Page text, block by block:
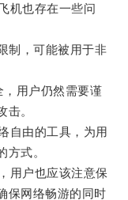
也存在一些问
，可能被用于非
用户仍然需要谨
击。
由的工具，为用
方式。
户也应该注意保
保网络畅游的同时